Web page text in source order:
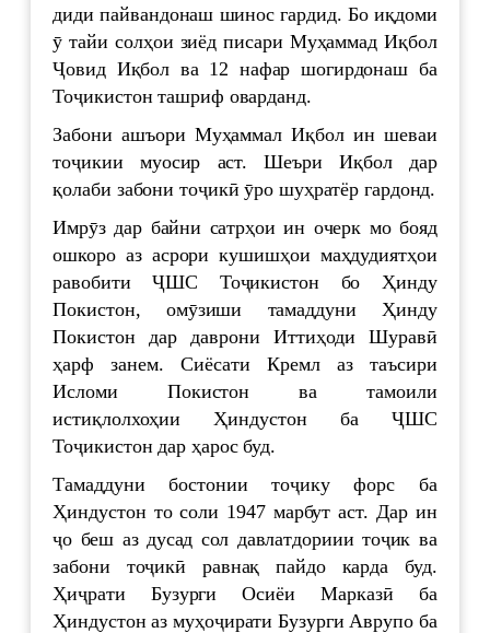
диди пайвандонаш шинос гардид. Бо иқдоми
ӯ тайи солҳои зиёд писари Муҳаммад Иқбол
Ҷовид Иқбол ва 12 нафар шогирдонаш ба
Тоҷикистон ташриф оварданд.
Забони ашъори Муҳаммал Иқбол ин шеваи
тоҷикии муосир аст. Шеъри Иқбол дар
қолаби забони тоҷикӣ ӯро шуҳратёр гардонд.
Имрӯз дар байни сатрҳои ин очерк мо бояд
ошкоро аз асрори кушишҳои маҳдудиятҳои
равобити ҶШС Тоҷикистон бо Ҳинду
Покистон, омӯзиши тамаддуни Ҳинду
Покистон дар даврони Иттиҳоди Шуравӣ
ҳарф занем. Сиёсати Кремл аз таъсири
Исломи Покистон ва тамоили
истиқлолхоҳии Ҳиндустон ба ҶШС
Тоҷикистон дар ҳарос буд.
Тамаддуни бостонии тоҷику форс ба
Ҳиндустон то соли 1947 марбут аст. Дар ин
ҷо беш аз дусад сол давлатдориии тоҷик ва
забони тоҷикӣ равнақ пайдо карда буд.
Ҳиҷрати Бузурги Осиёи Марказӣ ба
Ҳиндустон аз муҳоҷирати Бузурги Аврупо ба